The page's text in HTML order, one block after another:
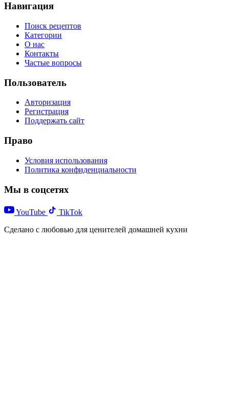
Навигация
Поиск рецептов
Категории
О нас
Контакты
Частые вопросы
Пользователь
Авторизация
Регистрация
Поддержать сайт
Право
Условия использования
Политика конфиденциальности
Мы в соцсетях
YouTube
TikTok
Сделано с любовью для ценителей домашней кухни